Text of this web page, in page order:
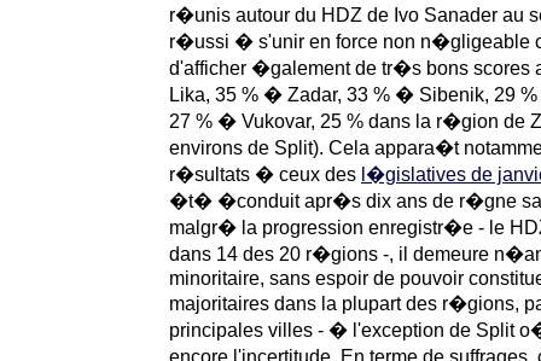
r�unis autour du HDZ de Ivo Sanader au
r�ussi � s'unir en force non n�gligeable
d'afficher �galement de tr�s bons scores
Lika, 35 % � Zadar, 33 % � Sibenik, 29
27 % � Vukovar, 25 % dans la r�gion de
environs de Split). Cela appara�t
r�sultats � ceux des l�gislatives de
�t� �conduit apr�s dix ans de r�gne
malgr� la progression enregistr�e - le
dans 14 des 20 r�gions -, il demeure
minoritaire, sans espoir de pouvoir
majoritaires dans la plupart des r�gions,
principales villes - � l'exception de Split
encore l'incertitude. En terme de